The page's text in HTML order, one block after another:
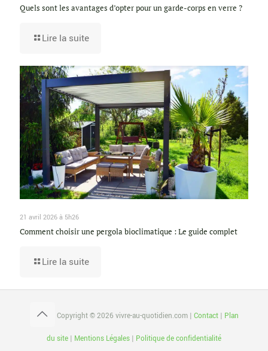
Quels sont les avantages d’opter pour un garde-corps en verre ?
Lire la suite
21 avril 2026 à 5h26
Comment choisir une pergola bioclimatique : Le guide complet
Lire la suite
Copyright © 2026 vivre-au-quotidien.com | Contact| Plan
du site | Mentions Légales | Politique de confidentialité